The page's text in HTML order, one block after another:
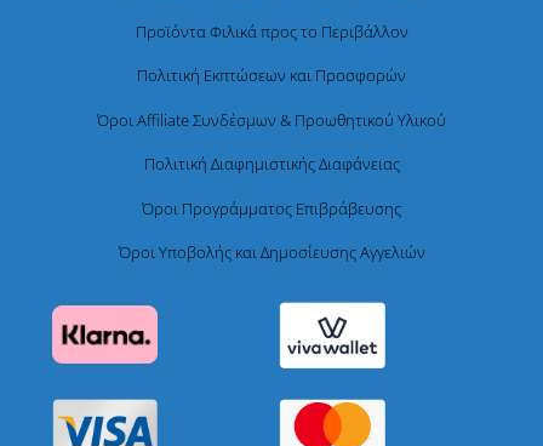
Προϊόντα Φιλικά προς το Περιβάλλον
Πολιτική Εκπτώσεων και Προσφορών
Όροι Affiliate Συνδέσμων & Προωθητικού Υλικού
Πολιτική Διαφημιστικής Διαφάνειας
Όροι Προγράμματος Επιβράβευσης
Όροι Υποβολής και Δημοσίευσης Αγγελιών